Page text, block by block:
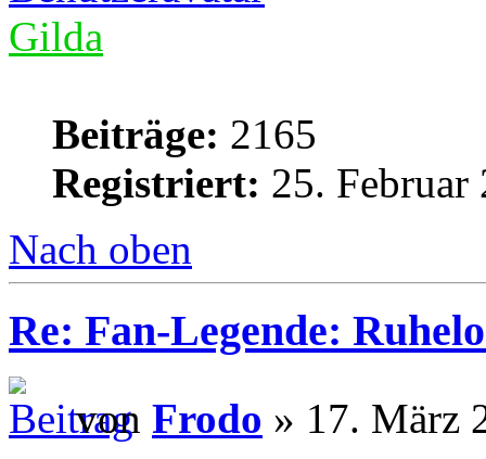
Gilda
Beiträge: 2165
Registriert: 25. Februar
Nach oben
Re: Fan-Legende:
von Frodo » 17. März